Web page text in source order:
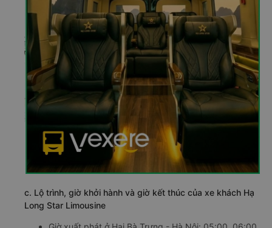
c. Lộ trình, giờ khởi hành và giờ kết thúc của xe khách Hạ
Long Star Limousine